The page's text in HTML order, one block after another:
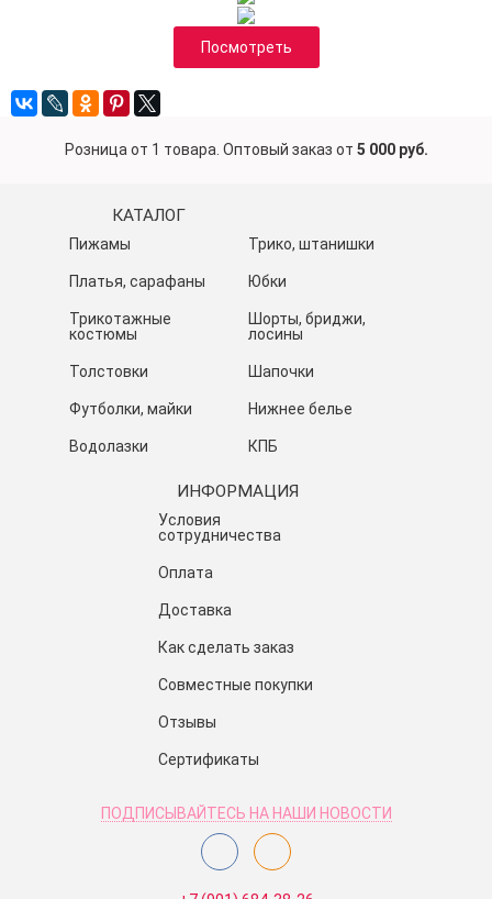
Посмотреть
Розница от 1 товара. Оптовый заказ от 5 000 руб.
КАТАЛОГ
Пижамы
Платья, сарафаны
Трикотажные
костюмы
Толстовки
Футболки, майки
Водолазки
Трико, штанишки
Юбки
Шорты, бриджи,
лосины
Шапочки
Нижнее белье
КПБ
ИНФОРМАЦИЯ
Условия
сотрудничества
Оплата
Доставка
Как сделать заказ
Совместные покупки
Отзывы
Сертификаты
ПОДПИСЫВАЙТЕСЬ НА НАШИ НОВОСТИ